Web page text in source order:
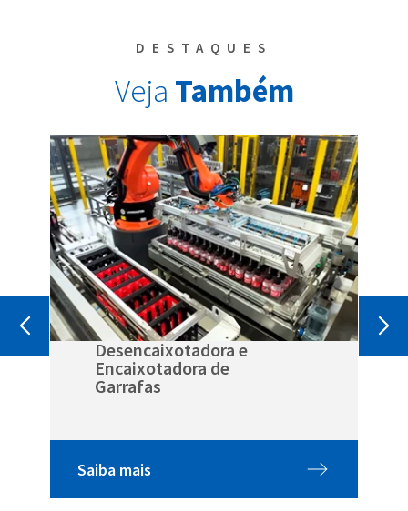
DESTAQUES
Veja Também
Desencaixotadora e
Encaixotadora de
Garrafas
Saiba mais